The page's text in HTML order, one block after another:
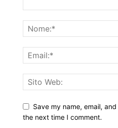
Save my name, email,
the next time I comment.